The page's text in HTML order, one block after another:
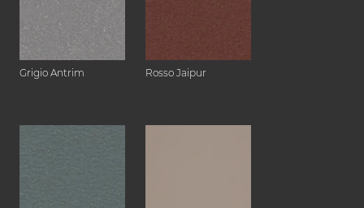
Grigio Antrim Rosso Jaipur